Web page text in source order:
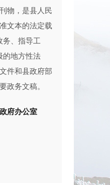
物，是县人民
文本的法定载
务、指导工
的地方性法
件和县政府部
政务文稿。
府办公室